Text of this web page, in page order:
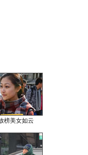
榜美女如云